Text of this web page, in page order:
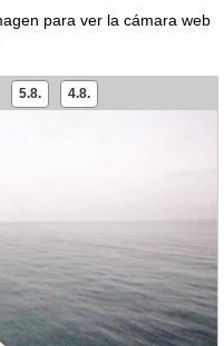
para ver la cámara web
5.8. 4.8.